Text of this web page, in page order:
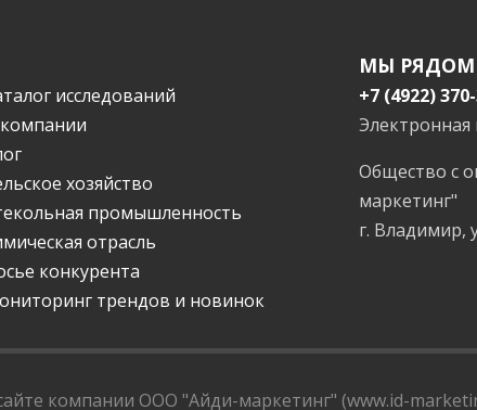
исследований
хозяйство
промышленность
отрасль
конкурента
трендов и новинок
МЫ РЯДОМ
+7 (4922)
Электронная
Общество с
маркетинг"
г. Владимир,
компании ООО "Айди-маркетинг" (www.id-